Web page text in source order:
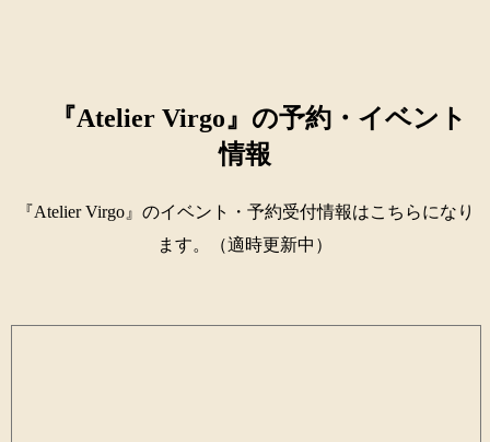
『Atelier Virgo』の予約・イベント
情報
『Atelier Virgo』のイベント・予約受付情報はこちらになり
ます。（適時更新中）